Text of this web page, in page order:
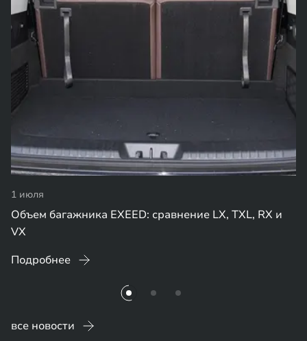
1 июля
Объем багажника EXEED: сравнение LX, TXL, RX и
VX
Подробнее
все новости